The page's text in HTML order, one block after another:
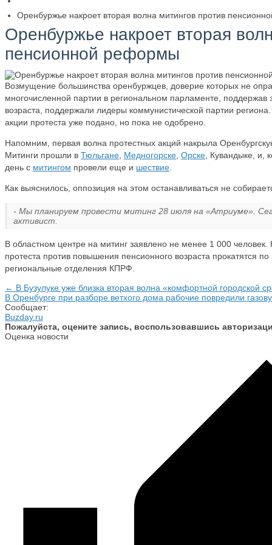
Оренбуржье накроет вторая волна митингов против
Оренбуржье накроет вторая
пенсионной реформы
Возмущение большинства оренбуржцев, доверие которых не
многочисленной партии в региональном парламенте, поддержав
возраста, поддержали лидеры коммунистической партии
акции протеста уже подано, но пока не одобрено.
Напомним, первая волна протестных акций накрыла
Митинги прошли в Тюльгане Медногорске Орске , Кувандыке, и,
день с митингом провели еще и шествие
Как выяснилось, оппозиция на этом останавливаться не
- Мы планируем провести митинг 28 июля на «Атриуме».
активист.
В областном центре на митинг заявлено не менее 1 000
протеста против повышения пенсионного возраста прокатятся
региональные отделения КПРФ.
← В Бузулуке уже близка вторая волна «комфортной городской
В Оренбурге при разборе ветхого дома рабочие повредили
Сообщает:
Buzday.ru
Пожалуйста, оцените запись, воспользовавшись
Оценка новости